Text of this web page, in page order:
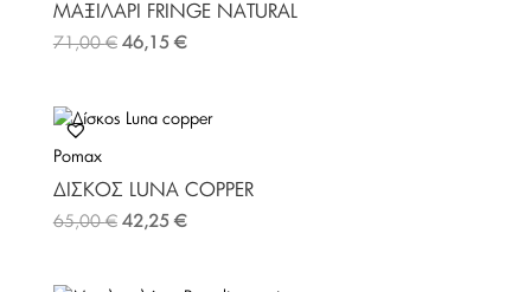
ΜΑΞΙΛΆΡΙ FRINGE NATURAL
71,00€ 46,15 €
Pomax
ΔΊΣΚΟΣ LUNA COPPER
65,00€ 42,25 €